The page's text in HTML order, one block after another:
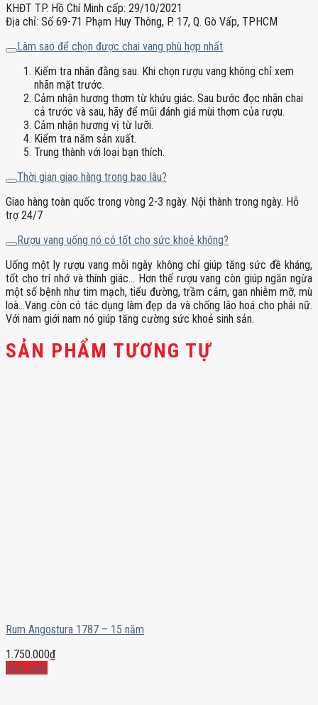
KHĐT TP. Hồ Chí Minh cấp: 29/10/2021
Địa chỉ: Số 69-71 Phạm Huy Thông, P. 17, Q. Gò Vấp, TPHCM
Làm sao để chọn được chai vang phù hợp nhất
Kiểm tra nhãn đằng sau. Khi chọn rượu vang không chỉ xem
nhãn mặt trước.
Cảm nhận hương thơm từ khứu giác. Sau bước đọc nhãn chai
cả trước và sau, hãy để mũi đánh giá mùi thơm của rượu.
Cảm nhận hương vị từ lưỡi.
Kiểm tra năm sản xuất.
Trung thành với loại bạn thích.
Thời gian giao hàng trong bao lâu?
Giao hàng toàn quốc trong vòng 2-3 ngày. Nội thành trong ngày. Hỗ
trợ 24/7
Rượu vang uống nó có tốt cho sức khoẻ không?
Uống một ly rượu vang mỗi ngày không chỉ giúp tăng sức đề kháng,
tốt cho trí nhớ và thính giác… Hơn thế rượu vang còn giúp ngăn ngừa
một số bệnh như tim mạch, tiểu đường, trầm cảm, gan nhiễm mỡ, mù
loà…Vang còn có tác dụng làm đẹp da và chống lão hoá cho phái nữ.
Với nam giới nam nó giúp tăng cường sức khoẻ sinh sản.
SẢN PHẨM TƯƠNG TỰ
Rum Angostura 1787 – 15 năm
1.750.000₫
Mua ngay